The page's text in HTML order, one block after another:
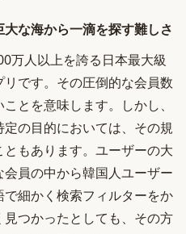
な海から一滴を探す難しさ
万人以上を誇る日本最大級
です。その圧倒的な会員数
とを意味します。しかし、
定の目的においては、その規
もあります。ユーザーの大
員の中から韓国人ユーザー
細かく検索フィルターをか
つかったとしても、その方